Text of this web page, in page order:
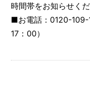
時間帯をお知らせくだ
■お電話：0120-109-
17：00）